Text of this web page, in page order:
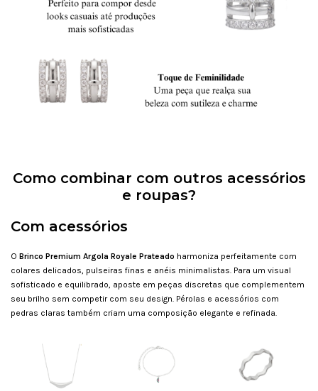
Como combinar com outros acessórios
e roupas?
Com acessórios
O Brinco Premium Argola Royale Prateado harmoniza perfeitamente com
colares delicados, pulseiras finas e anéis minimalistas. Para um visual
sofisticado e equilibrado, aposte em peças discretas que complementem
seu brilho sem competir com seu design. Pérolas e acessórios com
pedras claras também criam uma composição elegante e refinada.